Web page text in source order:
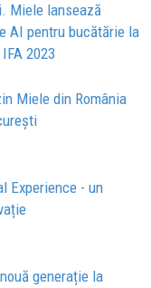
Miele lansează
AI pentru bucătărie la
2023
Miele din România
Experience - un
generație la